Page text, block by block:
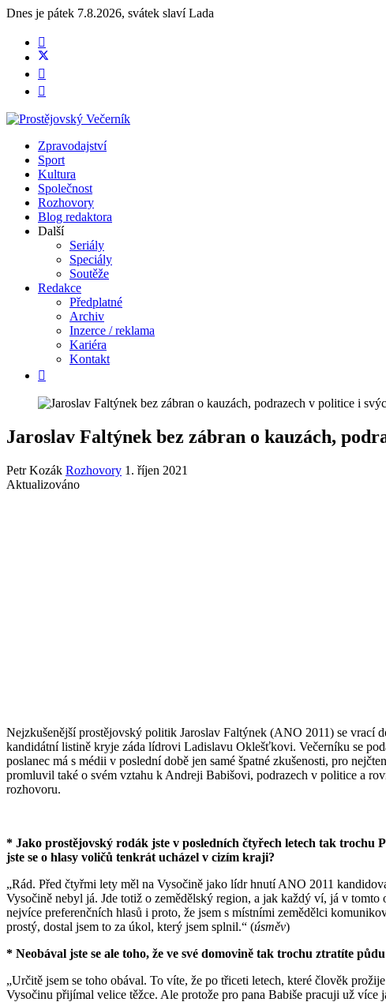
Dnes je pátek 7.8.2026, svátek slavíLada
Zpravodajství
Sport
Kultura
Společnost
Rozhovory
Blog redaktora
Další
Seriály
Speciály
Soutěže
Redakce
Předplatné
Archiv
Inzerce / reklama
Kariéra
Kontakt
Jaroslav Faltýnek bez zábran o kauzách,
Petr Kozák Rozhovory 1. říjen 2021
Aktualizováno
Nejzkušenější prostějovský politik Jaroslav Faltýnek (ANO 2011) se vrací
kandidátní listině kryje záda lídrovi Ladislavu Oklešťkovi. Večerníku se
poslanec má s médii v poslední době jen samé špatné zkušenosti, pro
promluvil také o svém vztahu k Andreji Babišovi, podrazech v politice a
rozhovoru.
* Jako prostějovský rodák jste v posledních čtyřech letech tak trochu
jste se o hlasy voličů tenkrát ucházel v cizím kraji?
„Rád. Před čtyřmi lety měl na Vysočině jako lídr hnutí ANO 2011
Vysočině nebyl já. Jde totiž o zemědělský region, a jak každý ví, já v
nejvíce preferenčních hlasů i proto, že jsem s místními zemědělci
prostý, dostal jsem to za úkol, který jsem splnil.“ (úsměv)
* Neobával jste se ale toho, že ve své domovině tak trochu ztratíte
„Určitě jsem se toho obával. To víte, že po třiceti letech, které člověk
Vysočinu přijímal velice těžce. Ale protože pro pana Babiše pracuji už